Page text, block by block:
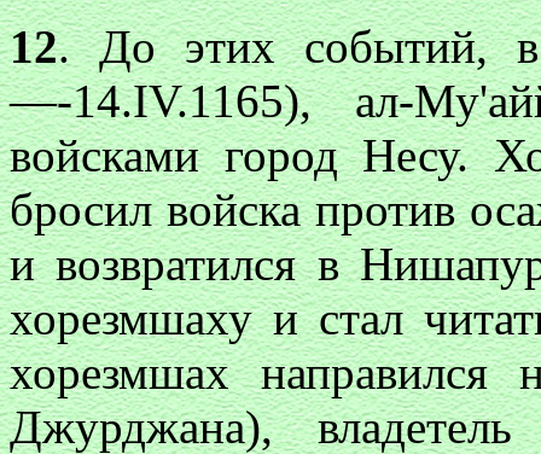
12. До этих событий,
—-14.IV.1165), ал-
войсками город Несу.
бросил войска против
и возвратился в
хорезмшаху и стал
хорезмшах направился
Джурджана),